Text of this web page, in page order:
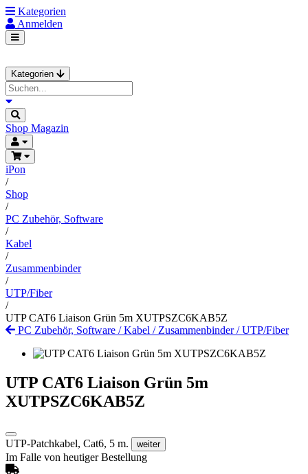
Kategorien
Anmelden
Kategorien
Shop Magazin
iPon
/
Shop
/
PC Zubehör, Software
/
Kabel
/
Zusammenbinder
/
UTP/Fiber
/
UTP CAT6 Liaison Grün 5m XUTPSZC6KAB5Z
PC Zubehör, Software /Kabel / Zusammenbinder/UTP/Fiber
UTP CAT6 Liaison Grün 5m
XUTPSZC6KAB5Z
UTP-Patchkabel, Cat6, 5 m. weiter
Im Falle von heutiger Bestellung